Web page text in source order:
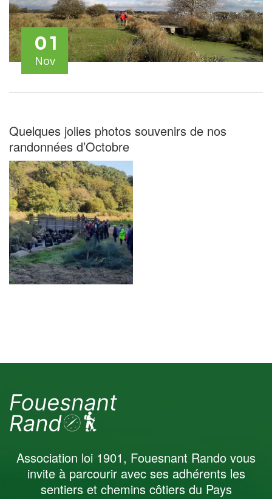
01
Nov
Quelques jolies photos souvenirs de nos
randonnées d’Octobre
Association loi 1901, Fouesnant Rando vous
invite à parcourir avec ses adhérents les
sentiers et chemins côtiers du Pays